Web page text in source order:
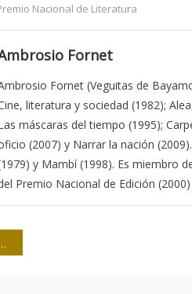
Nacional de Literatura
Fornet
Fornet (Veguitas de
literatura y sociedad (1982);
máscaras del tiempo (1995);
(2007) y Narrar la nación
y Mambí (1998). Es miembro
Premio Nacional de Edición